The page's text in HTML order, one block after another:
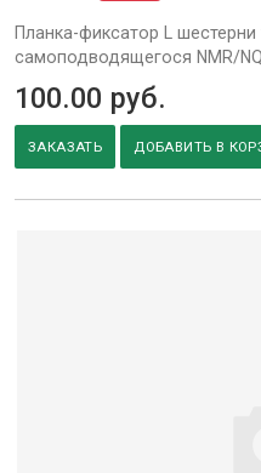
Планка-фиксатор L
самоподводящегося NMR/
100.00 руб.
ЗАКАЗАТЬ ДОБАВИТЬ В